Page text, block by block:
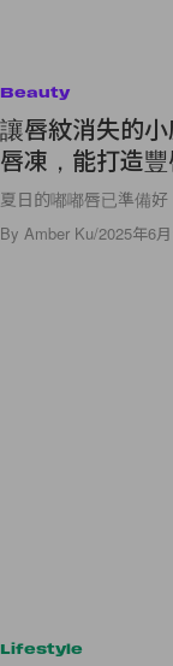
Beauty
讓唇紋消失的
唇凍，能打造
夏日的嘟嘟唇已準備好
By Amber Ku/2025年6
Lifestyle